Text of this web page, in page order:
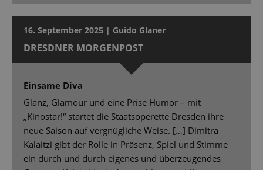
16. September 2025 | Guido Glaner
DRESDNER MORGENPOST
Einsame Diva
Glanz, Glamour und eine Prise Humor – mit
„Kinostar!“ startet die Staatsoperette Dresden ihre
neue Saison auf vergnügliche Weise. […] Dimitra
Kalaitzi gibt der Rolle in Präsenz, Spiel und Stimme
ein durch und durch eigenes und überzeugendes